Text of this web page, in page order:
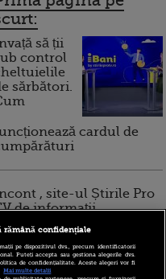
să ții
control
sărbători.
cardul de
, site-ul Știrile Pro
de informații
și educație
a devenit iBani
rămână confidențiale
pe dispozitivul dvs., precum identificatorii
Puteți accepta sau gestiona alegerile dvs.
de confidențialitate. Aceste alegeri vor fi
Mai multe detalii